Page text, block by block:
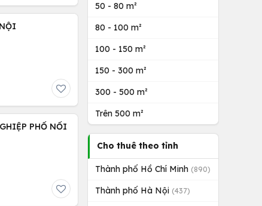
PHỐ NỐI
50 - 80 m²
80 - 100 m²
100 - 150 m²
150 - 300 m²
300 - 500 m²
Trên 500 m²
Cho thuê theo tỉnh
Thành phố Hồ Chí Minh (890)
Thành phố Hà Nội (437)